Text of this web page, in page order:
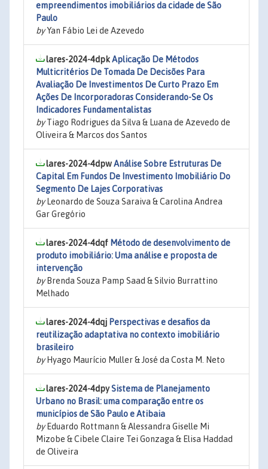
empreendimentos imobiliários da cidade de São
Paulo
byYan Fábio Lei de Azevedo
lares-2024-4dpkAplicação De Métodos
Multicritérios De Tomada De Decisões Para
Avaliação De Investimentos De Curto Prazo Em
Ações De Incorporadoras Considerando-Se Os
Indicadores Fundamentalistas
byTiago Rodrigues da Silva & Luana de Azevedo de
Oliveira & Marcos dos Santos
lares-2024-4dpwAnálise Sobre Estruturas De
Capital Em Fundos De Investimento Imobiliário Do
Segmento De Lajes Corporativas
byLeonardo de Souza Saraiva & Carolina Andrea
Gar Gregório
lares-2024-4dqf Método de desenvolvimento de
produto imobiliário: Uma análise e proposta de
intervenção
byBrenda Souza Pamp Saad & Silvio Burrattino
Melhado
lares-2024-4dqj Perspectivas e desafios da
reutilização adaptativa no contexto imobiliário
brasileiro
byHyago Maurício Muller & José da Costa M. Neto
lares-2024-4dpySistema de Planejamento
Urbano no Brasil: uma comparação entre os
municípios de São Paulo e Atibaia
byEduardo Rottmann & Alessandra Giselle Mi
Mizobe & Cibele Claire Tei Gonzaga & Elisa Haddad
de Oliveira